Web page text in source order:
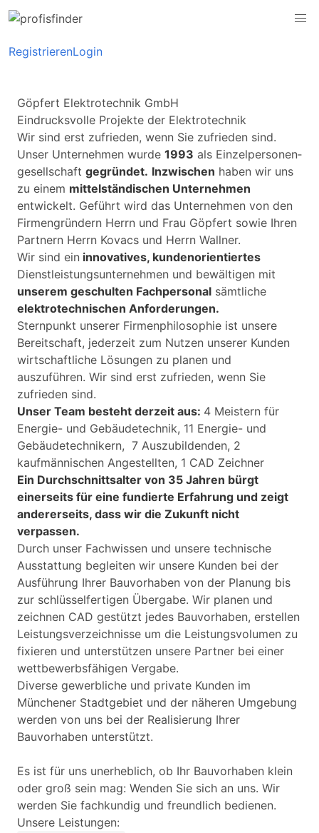
RegistrierenLogin
Göpfert Elektrotechnik GmbH
Eindrucksvolle Projekte der Elektrotechnik
Wir sind erst zufrieden, wenn Sie zufrieden sind.
Unser Unternehmen wurde 1993 als Einzel­personen­
gesell­schaft gegründet. Inzwischen haben wir uns
zu einem mittelständischen Unternehmen
entwickelt. Geführt wird das Unternehmen von den
Firmen­gründern Herrn und Frau Göpfert sowie Ihren
Partnern Herrn Kovacs und Herrn Wallner.
Wir sind ein innovatives, kunden­orientiertes
Dienst­leistungs­unternehmen und bewältigen mit
unserem geschulten Fachpersonal sämtliche
elektro­technischen Anforderungen.
Sternpunkt unserer Firmen­philosophie ist unsere
Bereitschaft, jederzeit zum Nutzen unserer Kunden
wirtschaftliche Lösungen zu planen und
auszuführen. Wir sind erst zufrieden, wenn Sie
zufrieden sind.
Unser Team besteht derzeit aus: 4 Meistern für
Energie- und Gebäudetechnik, 11 Energie- und
Gebäudetechnikern, 7 Auszubildenden, 2
kaufmännischen Angestellten, 1 CAD Zeichner
Ein Durchschnittsalter von 35 Jahren bürgt
einerseits für eine fundierte Erfahrung und zeigt
andererseits, dass wir die Zukunft nicht
verpassen.
Durch unser Fachwissen und unsere technische
Ausstattung begleiten wir unsere Kunden bei der
Ausführung Ihrer Bauvorhaben von der Planung bis
zur schlüssel­fertigen Übergabe. Wir planen und
zeichnen CAD gestützt jedes Bauvorhaben, erstellen
Leistungs­verzeichnisse um die Leistungs­volumen zu
fixieren und unterstützen unsere Partner bei einer
wettbewerbs­fähigen Vergabe.
Diverse gewerbliche und private Kunden im
Münchener Stadtgebiet und der näheren Umgebung
werden von uns bei der Realisierung Ihrer
Bauvorhaben unterstützt.
Es ist für uns unerheblich, ob Ihr Bauvorhaben klein
oder groß sein mag: Wenden Sie sich an uns. Wir
werden Sie fachkundig und freundlich bedienen.
Unsere Leistungen: